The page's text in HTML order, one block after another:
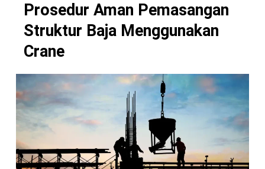
Prosedur Aman Pemasangan
Struktur Baja Menggunakan
Crane